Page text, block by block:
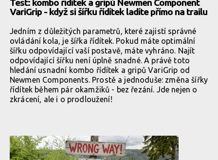
Test: kombo řídítek a gripů Newmen Component
VariGrip - když si šířku řídítek ladíte přímo na trailu
Jedním z důležitých parametrů, které zajistí správné
ovládání kola, je šířka řídítek. Pokud máte optimální
šířku odpovídající vaší postavě, máte vyhráno. Najít
odpovídající šířku není úplně snadné. A právě toto
hledání usnadní kombo řídítek a gripů VariGrip od
Newmen Components. Prostě a jednoduše: změna šířky
řídítek během pár okamžiků - bez řezání. Jde nejen o
zkrácení, ale i o prodloužení!